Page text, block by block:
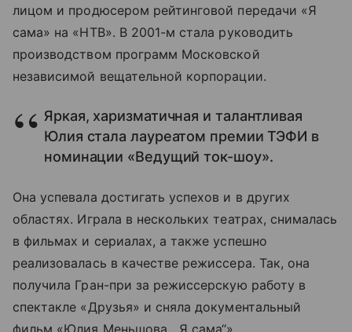
лицом и продюсером рейтинговой передачи «Я
сама» на «НТВ». В 2001-м стала руководить
производством программ Московской
независимой вещательной корпорации.
Яркая, харизматичная и талантливая
Юлия стала лауреатом премии ТЭФИ в
номинации «Ведущий ток-шоу».
Она успевала достигать успехов и в других
областях. Играла в нескольких театрах, снималась
в фильмах и сериалах, а также успешно
реализовалась в качестве режиссера. Так, она
получила Гран-при за режиссерскую работу в
спектакле «Друзья» и сняла документальный